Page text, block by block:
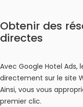
Obtenir des
directes
Avec Google Hotel Ads,
directement sur le site
Ainsi, vous vous
premier clic.